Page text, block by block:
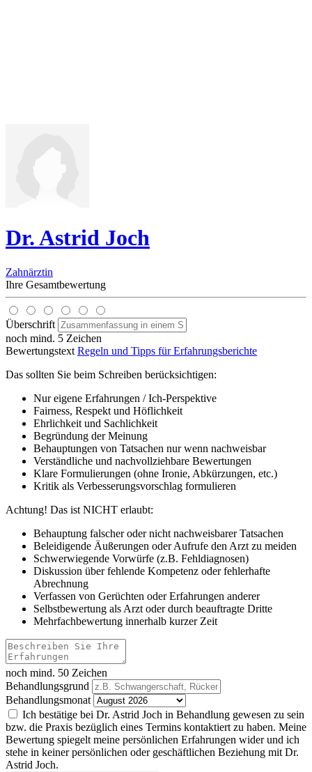
Dr. Astrid Joch
Zahnärztin
Ihre Gesamtbewertung
Überschrift
noch mind. 5 Zeichen
Bewertungstext Regeln und Tipps für Erfahrungsberichte
Das sollten Sie beim Schreiben berücksichtigen:
Nur eigene Erfahrungen / Ich-Perspektive
Fairness, Respekt und Höflichkeit
Ehrlichkeit und Sachlichkeit
Begründung der Meinung
Behauptungen von Tatsachen nur wenn nachweisbar
Verständliche und nachvollziehbare Bewertungen
Klare Formulierungen (ohne Ironie, Abkürzungen, etc.)
Kritik als Verbesserungsvorschlag formulieren
Achtung! Das ist NICHT erlaubt:
Behauptung falscher oder nicht nachweisbarer Tatsachen
Beleidigende Äußerungen oder Aufrufe den Arzt zu meiden
Schwerwiegende Vorwürfe (z.B. Fehldiagnosen)
Diskussion über fehlende Kompetenz oder fehlerhafte
Abrechnung
Verfassen von Gerüchten oder Erfahrungen anderer
Selbstbewertung als Arzt oder durch beauftragte Dritte
Mehrfachbewertung innerhalb kurzer Zeit
noch mind. 50 Zeichen
Behandlungsgrund
Behandlungsmonat
Ich bestätige bei Dr. Astrid Joch in Behandlung gewesen zu sein
bzw. die Praxis bezüglich eines Termins kontaktiert zu haben. Meine
Bewertung spiegelt meine persönlichen Erfahrungen wider und ich
stehe in keiner persönlichen oder geschäftlichen Beziehung mit Dr.
Astrid Joch.